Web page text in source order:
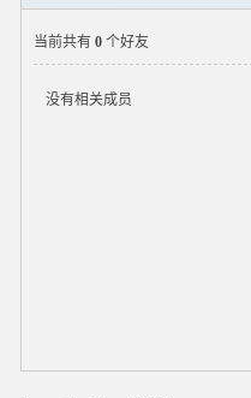
当前共有 0 个好友
没有相关成员